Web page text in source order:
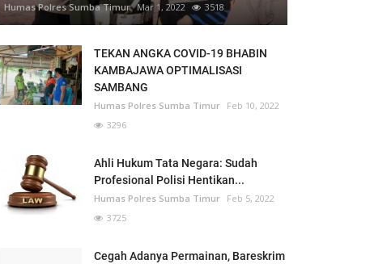
Humas Polres Sumba Timur Mar 1, 2022 3518
TEKAN ANGKA COVID-19 BHABIN
KAMBAJAWA OPTIMALISASI
SAMBANG
Humas Polres Sumba Timur Feb 10, 2022
3296
Ahli Hukum Tata Negara: Sudah
Profesional Polisi Hentikan...
Humas Polres Sumba Timur Feb 5, 2022
3725
Cegah Adanya Permainan, Bareskrim